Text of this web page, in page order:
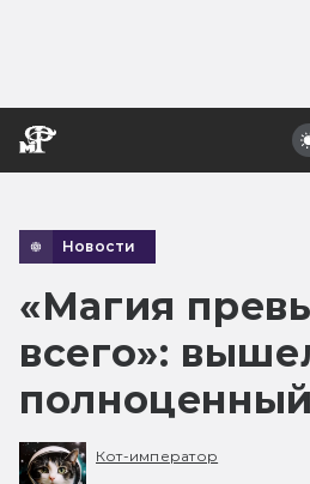
Новости
«Магия
всего»:
Кот-император